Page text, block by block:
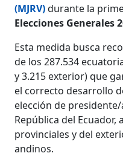
(MJRV)durante la
Elecciones Generales
Esta medida busca
de los 287.534
y 3.215 exterior) que
el correcto desarrollo
elección de
República del Ecuador,
provinciales y del
andinos.